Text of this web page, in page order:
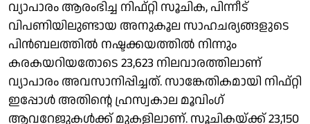
വ്യാപാരം ആരംഭിച്ച നിഫ്റ്റി സൂചിക, പിന്നീട്
വിപണിയിലുണ്ടായ അനുകൂല സാഹചര്യങ്ങളുടെ
പിൻബലത്തിൽ നഷ്ടക്കയത്തിൽ നിന്നും
കരകയറിയതോടെ 23,623 നിലവാരത്തിലാണ്
വ്യാപാരം അവസാനിപ്പിച്ചത്. സാങ്കേതികമായി നിഫ്റ്റി
ഇപ്പോൾ അതിന്റെ ഹ്രസ്വകാല മൂവിംഗ്
ആവറേജുകൾക്ക് മുകളിലാണ്. സൂചികയ്ക്ക് 23,150